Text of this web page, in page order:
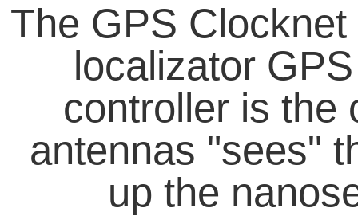
The GPS
localizator
controller is the
antennas "sees"
up the